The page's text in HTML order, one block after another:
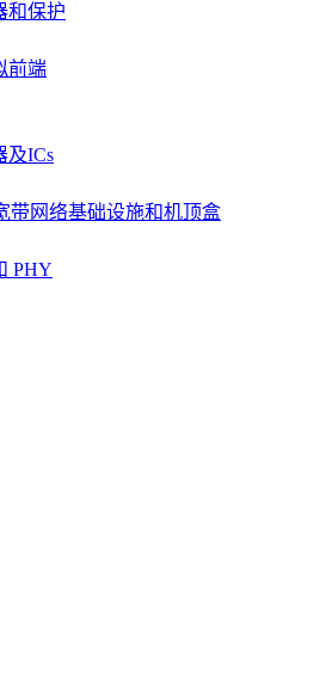
和保护
前端
及ICs
带网络基础设施和机顶盒
PHY